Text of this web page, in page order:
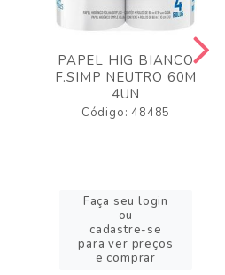
PAPEL HIG BIANCO
F.SIMP NEUTRO 60M
4UN
Código: 48485
Faça seu login
ou
cadastre-se
para ver preços
e comprar